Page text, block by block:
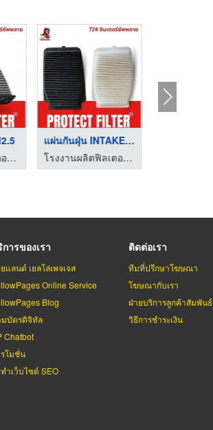
รองฝุ่น PM2.5
โรงงานผลิตฟิลเตอร์กรองอากาศ แผ่นกรองฝุ่น PM2.5
ารของเรา
แลนด์ เยลโล่เพจเจส
Online Service
Blog
บัตรดิจิทัล
Chatbot
โมชั่น
ำเว็บไซต์ SEO
ติดต่อเรา
ทีมที่ปรึกษาโฆษณา
โฆษณากับเรา
ฝ่ายบริการลูกค้าสัมพันธ์
วิธีการชำระเงิน